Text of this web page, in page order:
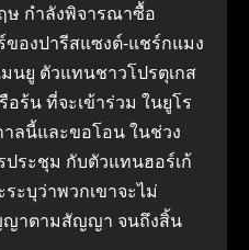
ษ กำลังพิจารณาซื้อ
องปารีสแซงต์-แชร์กแมง
นยู ตัวแทนชาวโปรตุเกส
ร้น ที่จะเข้าร่วม ในยูโร
ลนี้และขอโอน ในช่วง
ระชุม กับตัวแทนฮอร์เก้
ะบุว่าพวกเขาจะไม่
ญาตามสัญญา จนถึงสิ้น